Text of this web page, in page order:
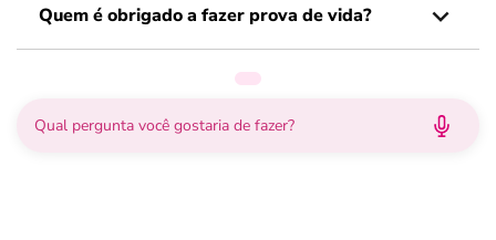
Quem é obrigado a fazer prova de vida?